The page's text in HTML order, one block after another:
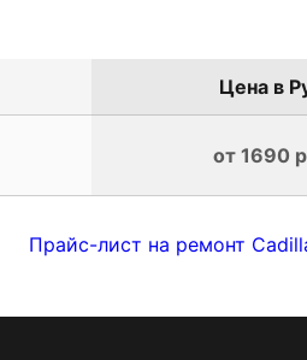
Цена в
от 1690
Прайс-лист на ремонт